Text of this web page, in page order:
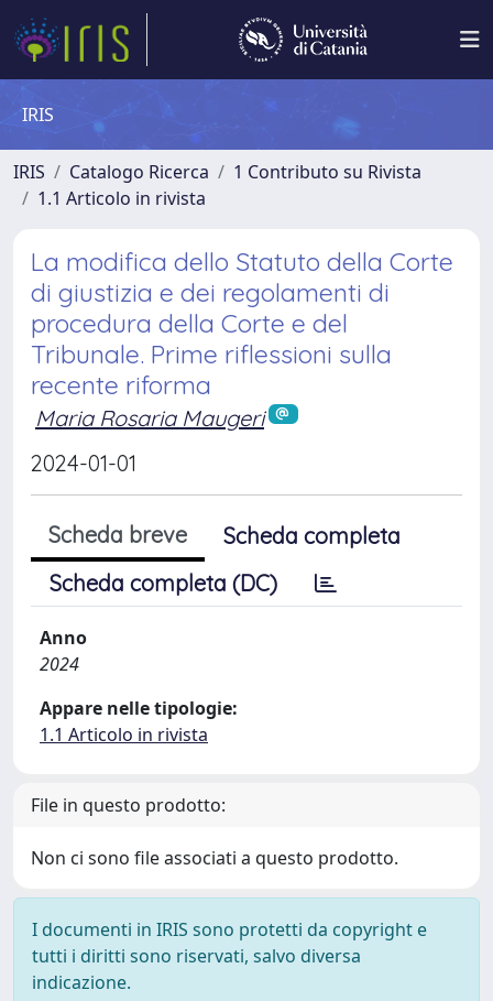
IRIS
IRIS Catalogo Ricerca
1 Contributo su Rivista
1.1 Articolo in rivista
La modifica dello Statuto della Corte
di giustizia e dei regolamenti di
procedura della Corte e del
Tribunale. Prime riflessioni sulla
recente riforma
Maria Rosaria Maugeri
2024-01-01
Scheda breve
Scheda completa
Scheda completa (DC)
Anno
2024
Appare nelle tipologie:
1.1 Articolo in rivista
File in questo prodotto:
Non ci sono file associati a questo prodotto.
I documenti in IRIS sono protetti da copyright e
tutti i diritti sono riservati, salvo diversa
indicazione.